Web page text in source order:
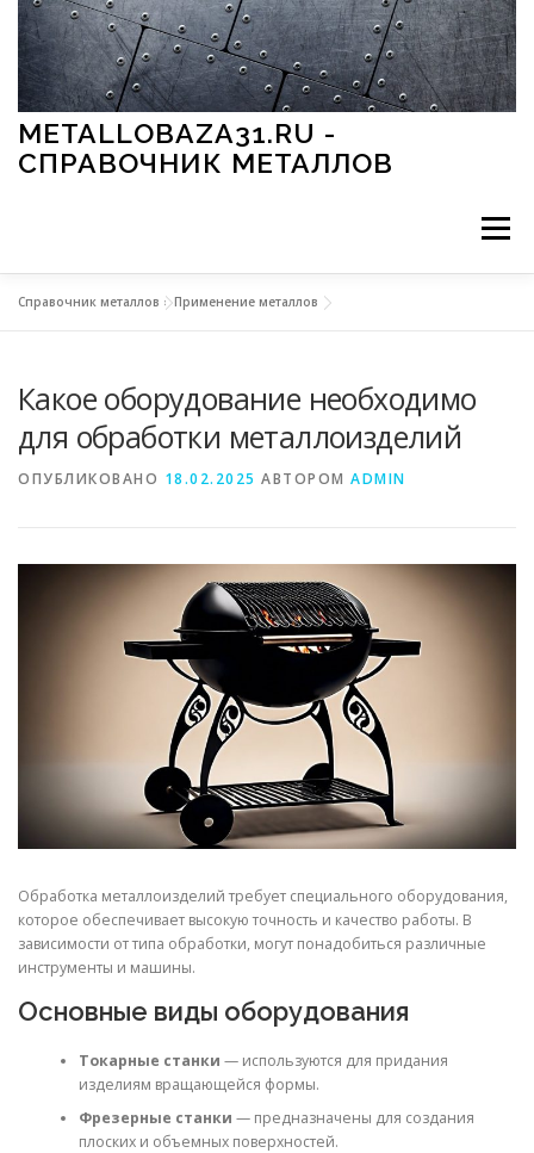
Перейти к содержимому
METALLOBAZA31.RU -
СПРАВОЧНИК МЕТАЛЛОВ
Меню
МЕТАЛЛЫ И ОКРУЖАЮЩАЯ СРЕДА
СВОЙСТВА МЕТАЛЛОВ СОРТА МЕТАЛЛОВ
Справочник металлов »Применение металлов
Какое оборудование необходимо
для обработки металлоизделий
ОПУБЛИКОВАНО 18.02.2025 АВТОРОМ ADMIN
Обработка металлоизделий требует специального оборудования,
которое обеспечивает высокую точность и качество работы. В
зависимости от типа обработки, могут понадобиться различные
инструменты и машины.
Основные виды оборудования
Токарные станки — используются для придания
изделиям вращающейся формы.
Фрезерные станки — предназначены для создания
плоских и объемных поверхностей.